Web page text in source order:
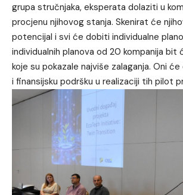
grupa stručnjaka, eksperata dolaziti u
procjenu njihovog stanja. Skenirat će
potencijal i svi će dobiti individualne
individualnih planova od 20 kompanija bit
koje su pokazale najviše zalaganja. Oni
i finansijsku podršku u realizaciji tih pilot